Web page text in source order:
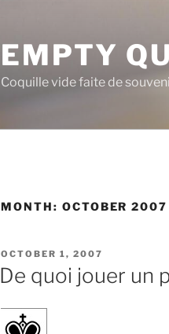
EMPTY
Coquille vide faite de
MONTH: OCTOBER 2007
POSTED
ON
OCTOBER 1, 2007
De quoi jouer un